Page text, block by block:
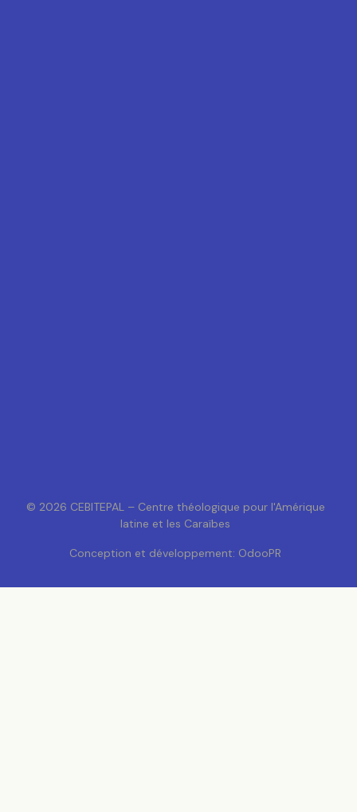
© 2026 CEBITEPAL – Centre théologique pour l'Amérique
latine et les Caraïbes
Conception et développement: OdooPR